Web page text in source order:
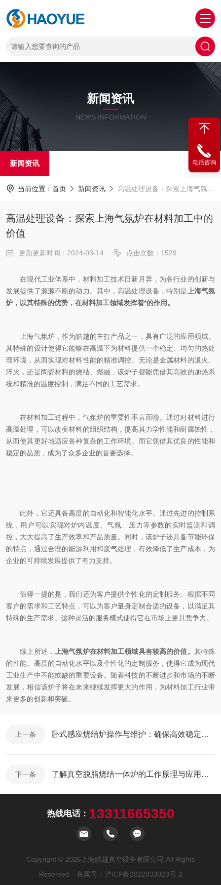
新闻资讯
NEWS INFORMATION
新闻资讯
当前位置： 首页 新闻资讯 高温处理设备：探索上海气氛炉在材料加工中的价值
高温处理设备：探索上海气氛炉在材料加工中的
价值
更新更新时间：2024-03-14 点击次数：1529
在现代工业体系中，材料加工技术日新月异，为各行业的创新与
发展提供了源源不断的动力。其中，高温处理设备，特别是 上海气氛
炉，以其特殊的优势，在材料加工领域发挥着*的作用。
上海气氛炉，作为皓越的主打产品之一，具有广泛的应用领域。
其特殊的设计使得它能够在高温下为材料提供一个稳定、均匀的热处
理环境，从而实现对材料性能的精准调控。无论是金属材料的退火、
淬火，还是陶瓷材料的烧结、熔融，该炉子都能凭借其高效的加热系
统和精准的温度控制，满足不同的工艺需求。
在材料加工过程中，气氛炉的重要性不言而喻。通过对材料进行
高温处理，可以改变材料的组织结构，提高其力学性能和耐腐蚀性，
从而使其更好地适应各种复杂的工作环境。而它凭借其优良的性能和
稳定的品质，成为了众多企业的首要选择。
此外，它还具备高度的自动化和智能化水平。通过先进的控制系
统，用户可以实现对炉内温度、气氛、压力等参数的实时监测和调
控，大大提高了生产效率和产品质量。同时，该炉子还具备节能环保
的特点，通过合理的能源利用和废气处理，有效降低了生产成本，为
企业的可持续发展提供了有力支持。
值得一提的是，我们还为客户提供个性化的定制服务。根据不同
客户的需求和工艺特点，可以为客户量身定制合适的设备，以满足其
特殊的生产需求。这种灵活的服务模式使得它在市场上更具竞争力。
综上所述， 上海气氛炉在材料加工领域具有较高的价值。 其特殊
的性能、高度的自动化水平以及个性化的定制服务，使得它成为现代
工业生产中不能或缺的重要设备。随着科技的不断进步和市场的不断
发展，相信该炉子将在未来继续发挥更大的作用，为材料加工行业带
来更多的创新和突破。
上一条 卧式感应烧结炉操作与维护：确保高效稳定运行的关键
下一条 了解真空脱脂烧结一体炉的工作原理与应用领域
热线电话： 13311665350
Copyright © 2026上海皓越真空设备有限公司 All Rights
Reserved 备案号： 沪ICP备2022033023号-2
电话咨询